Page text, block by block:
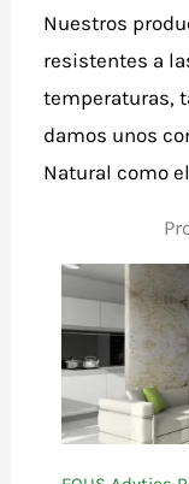
Nuestros
resistentes a
temperaturas,
damos unos
Natural como